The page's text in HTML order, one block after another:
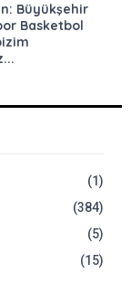
Büyükşehir
Basketbol
(1)
(384)
(5)
(15)